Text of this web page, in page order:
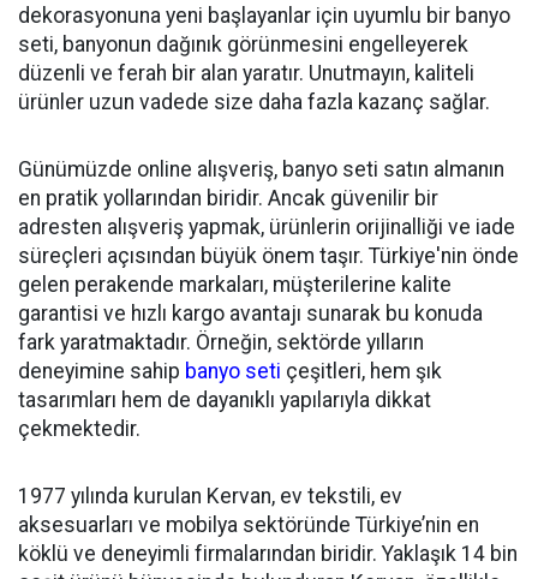
dekorasyonuna yeni başlayanlar için uyumlu bir banyo
seti, banyonun dağınık görünmesini engelleyerek
düzenli ve ferah bir alan yaratır. Unutmayın, kaliteli
ürünler uzun vadede size daha fazla kazanç sağlar.
Günümüzde online alışveriş, banyo seti satın almanın
en pratik yollarından biridir. Ancak güvenilir bir
adresten alışveriş yapmak, ürünlerin orijinalliği ve iade
süreçleri açısından büyük önem taşır. Türkiye'nin önde
gelen perakende markaları, müşterilerine kalite
garantisi ve hızlı kargo avantajı sunarak bu konuda
fark yaratmaktadır. Örneğin, sektörde yılların
deneyimine sahip banyo seti çeşitleri, hem şık
tasarımları hem de dayanıklı yapılarıyla dikkat
çekmektedir.
1977 yılında kurulan Kervan, ev tekstili, ev
aksesuarları ve mobilya sektöründe Türkiye’nin en
köklü ve deneyimli firmalarından biridir. Yaklaşık 14 bin